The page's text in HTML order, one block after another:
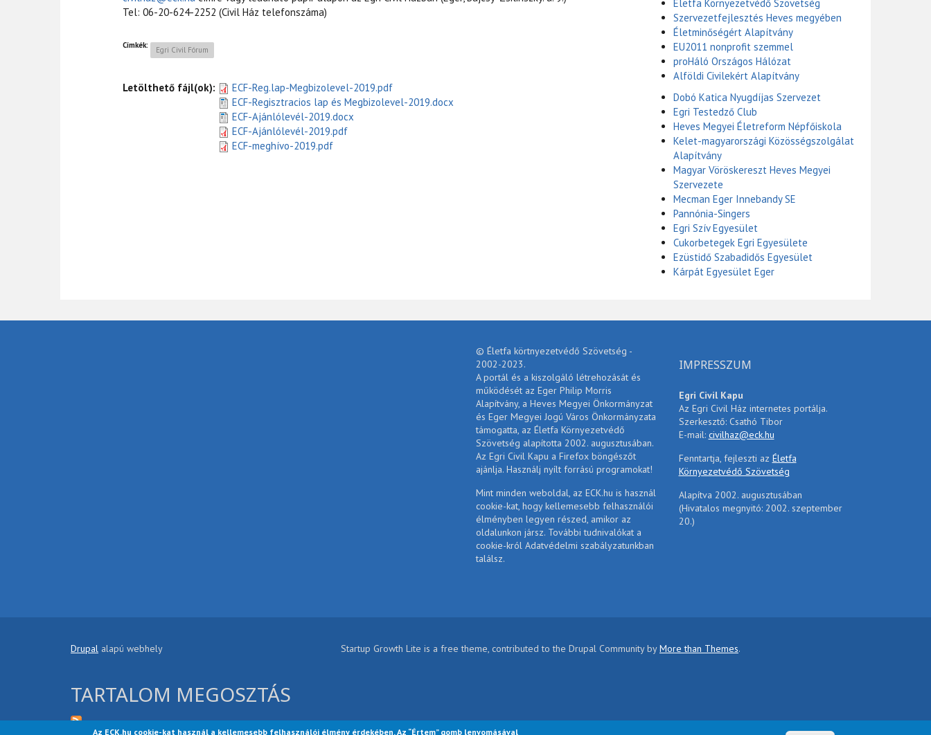
Az ECK.hu cookie-kat használ a kellemesebb felhasználói élmény érdekében. Az “Értem” gomb lenyomásával
Tel: 06-20-624-2252 (Civil Ház telefonszáma)
Címkék: Egri Civil Fórum
Letölthető fájl(ok):
ECF-Reg.lap-Megbizolevel-2019.pdf
ECF-Regisztracios lap és Megbizolevel-2019.docx
ECF-Ajánlólevél-2019.docx
ECF-Ajánlólevél-2019.pdf
ECF-meghívo-2019.pdf
Életfa Környezetvédő Szövetség
Szervezetfejlesztés Heves megyében
Életminőségért Alapítvány
EU2011 nonprofit szemmel
proHáló Országos Hálózat
Alföldi Civilekért Alapítvány
Dobó Katica Nyugdíjas Szervezet
Egri Testedző Club
Heves Megyei Életreform Népfőiskola
Kelet-magyarországi Közösségszolgálat
Alapítvány
Magyar Vöröskereszt Heves Megyei
Szervezete
Mecman Eger Innebandy SE
Pannónia-Singers
Egri Szív Egyesület
Cukorbetegek Egri Egyesülete
Ezüstidő Szabadidős Egyesület
Kárpát Egyesület Eger
© Életfa körtnyezetvédő Szövetség -
2002-2023.
A portál és a kiszolgáló létrehozását és
működését az Eger Philip Morris
Alapítvány, a Heves Megyei Önkormányzat
és Eger Megyei Jogú Város Önkormányzata
támogatta, az Életfa Környezetvédő
Szövetség alapította 2002. augusztusában.
Az Egri Civil Kapu a Firefox böngészőt
ajánlja. Használj nyílt forrású programokat!
Mint minden weboldal, az ECK.hu is használ
cookie-kat, hogy kellemesebb felhasználói
élményben legyen részed, amikor az
oldalunkon jársz. További tudnivalókat a
cookie-król Adatvédelmi szabályzatunkban
találsz.
IMPRESSZUM
Egri Civil Kapu
Az Egri Civil Ház internetes portálja.
Szerkesztő: Csathó Tibor
E-mail: civilhaz@eck.hu
Fenntartja, fejleszti az Életfa
Környezetvédő Szövetség
Alapítva 2002. augusztusában
(Hivatalos megnyitó: 2002. szeptember
20.)
Drupal alapú webhely
TARTALOM MEGOSZTÁS
Startup Growth Lite is a free theme, contributed to the Drupal Community byMore than Themes.